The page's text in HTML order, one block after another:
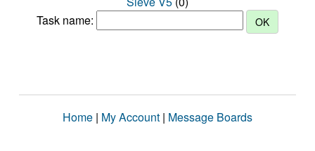
Task name:
Home | My Account | Message Boards